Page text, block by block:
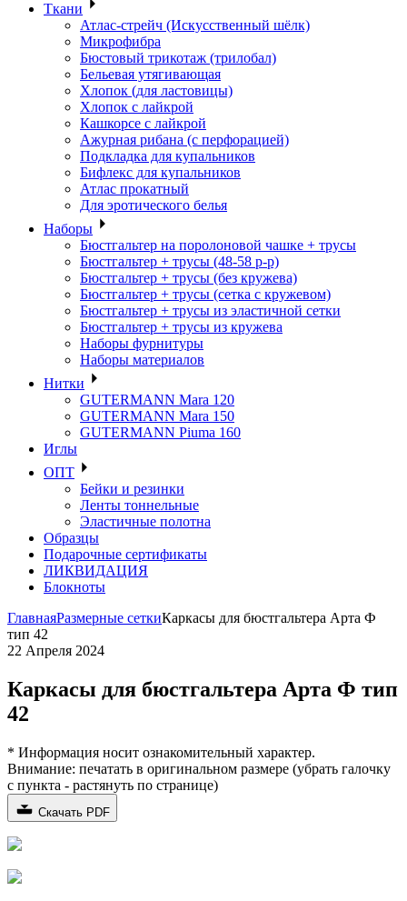
Ткани
Атлас-стрейч (Искусственный шёлк)
Микрофибра
Бюстовый трикотаж (трилобал)
Бельевая утягивающая
Хлопок (для ластовицы)
Хлопок с лайкрой
Кашкорсе с лайкрой
Ажурная рибана (с перфорацией)
Подкладка для купальников
Бифлекс для купальников
Атлас прокатный
Для эротического белья
Наборы
Бюстгальтер на поролоновой чашке + трусы
Бюстгальтер + трусы (48-58 р-р)
Бюстгальтер + трусы (без кружева)
Бюстгальтер + трусы (сетка с кружевом)
Бюстгальтер + трусы из эластичной сетки
Бюстгальтер + трусы из кружева
Наборы фурнитуры
Наборы материалов
Нитки
GUTERMANN Mara 120
GUTERMANN Mara 150
GUTERMANN Piuma 160
Иглы
ОПТ
Бейки и резинки
Ленты тоннельные
Эластичные полотна
Образцы
Подарочные сертификаты
ЛИКВИДАЦИЯ
Блокноты
ГлавнаяРазмерные сеткиКаркасы для бюстгальтера Арта Ф
тип 42
22 Апреля 2024
Каркасы для бюстгальтера Арта Ф тип
42
* Информация носит ознакомительный характер.
Внимание: печатать в оригинальном размере (убрать галочку
с пункта - растянуть по странице)
Скачать PDF